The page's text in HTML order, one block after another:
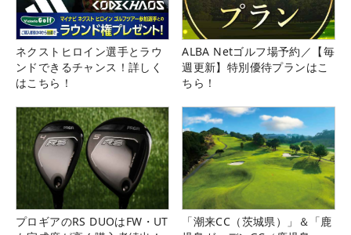
ネクストヒロイン選手とラウ
ンドできるチャンス！詳しく
はこちら！
ALBA Netゴルフ場予約／【毎
週更新】特別優待プランはこ
ちら！
プロギアのRS DUOはFW・UT
「潮来CC（茨城県）」＆「鹿